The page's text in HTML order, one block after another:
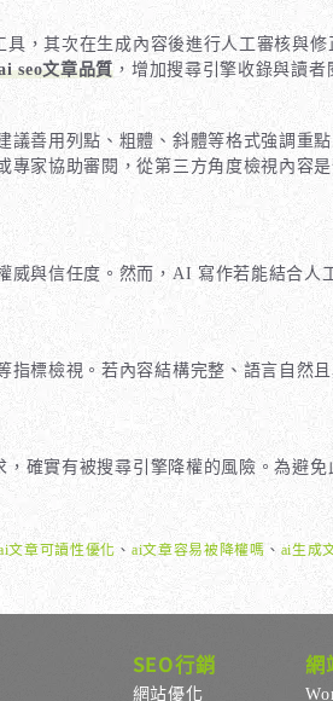
，其次在生成內容後進行人工審核與
seo文章品質 ，增加搜尋引擎收錄與讀
善用列點、粗體、斜體等格式強調重
專家協助審閱，從第三方角度檢視內容
與信任度。然而，AI 寫作若能結合
指標檢視。若內容結構完整、語言自
確實有被搜尋引擎降權的風險。為避
文章可讀性優化 、 ai文章容易被降權嗎 、 ai生成
SEO行銷
網站優化
網